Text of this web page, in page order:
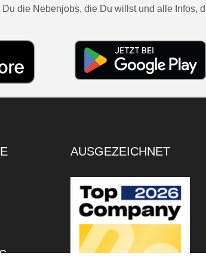
die Nebenjobs, die Du willst und alle Infos,
AUSGEZEICHNET